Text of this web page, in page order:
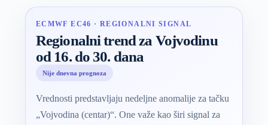
ECMWF EC46 · REGIONALNI SIGNAL
Regionalni trend za Vojvodinu
od 16. do 30. dana
Nije dnevna prognoza
Vrednosti predstavljaju nedeljne anomalije za tačku
„Vojvodina (centar)“. One važe kao širi signal za